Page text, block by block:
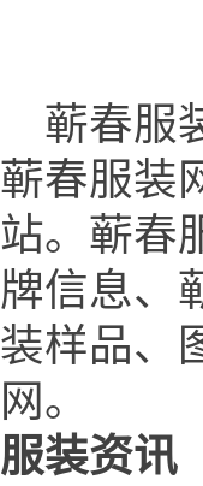
蕲春服
蕲春服装
站。蕲春
牌信息、
装样品、
网。
服装资讯